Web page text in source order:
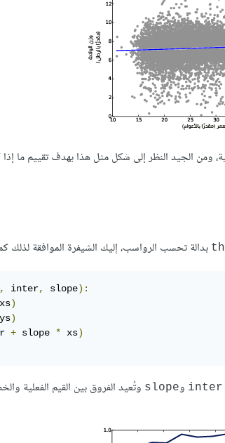
الجيد النظر إلى شكل مثل هذا بهدف تقييم ما إذا
بدالة تحسب الرواسب، إليك الشيفرة الموافقة لذلك
, inter, slope):
xs)
ys)
+ slope * xs)
inter وslope وتُعيد الفروق بين القيم الفعلية